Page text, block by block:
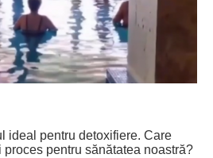
ideal pentru detoxifiere. Care
pentru sănătatea noastră?